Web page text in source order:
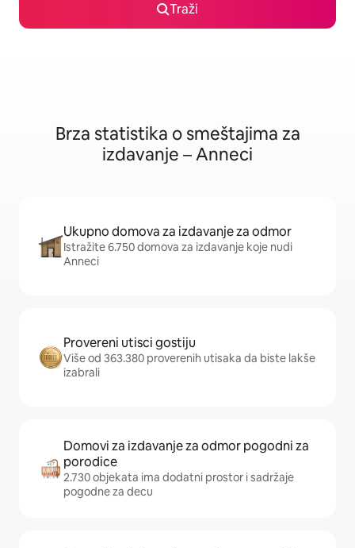
Traži
Brza statistika o smeštajima za
izdavanje – Anneci
Ukupno domova za izdavanje za odmor
Istražite 6.750 domova za izdavanje koje nudi
Anneci
Provereni utisci gostiju
Više od 363.380 proverenih utisaka da biste lakše
izabrali
Domovi za izdavanje za odmor pogodni za
porodice
2.730 objekata ima dodatni prostor i sadržaje
pogodne za decu